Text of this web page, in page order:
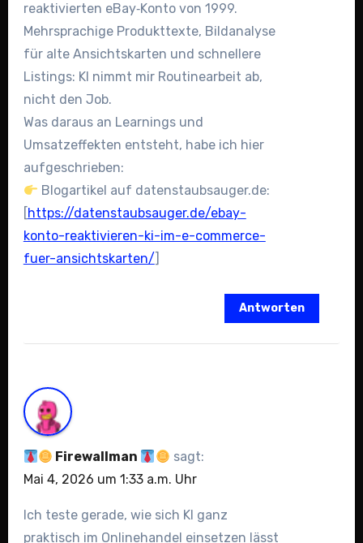
reaktivierten eBay‑Konto von 1999.
Mehrsprachige Produkttexte, Bildanalyse
für alte Ansichtskarten und schnellere
Listings: KI nimmt mir Routinearbeit ab,
nicht den Job.
Was daraus an Learnings und
Umsatzeffekten entsteht, habe ich hier
aufgeschrieben:
Blogartikel auf datenstaubsauger.de:
https://datenstaubsauger.de/ebay-
konto-reaktivieren-ki-im-e-commerce-
fuer-ansichtskarten/
Antworten
Firewallman
sagt:
Mai 4, 2026 um 1:33 a.m. Uhr
Ich teste gerade, wie sich KI ganz
praktisch im Onlinehandel einsetzen lässt